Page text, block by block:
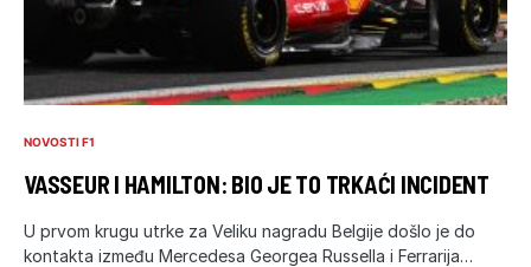
NOVOSTI F1
VASSEUR I HAMILTON: BIO JE TO TRKAĆI INCIDENT
U prvom krugu utrke za Veliku nagradu Belgije došlo je do
kontakta između Mercedesa Georgea Russella i Ferrarija…